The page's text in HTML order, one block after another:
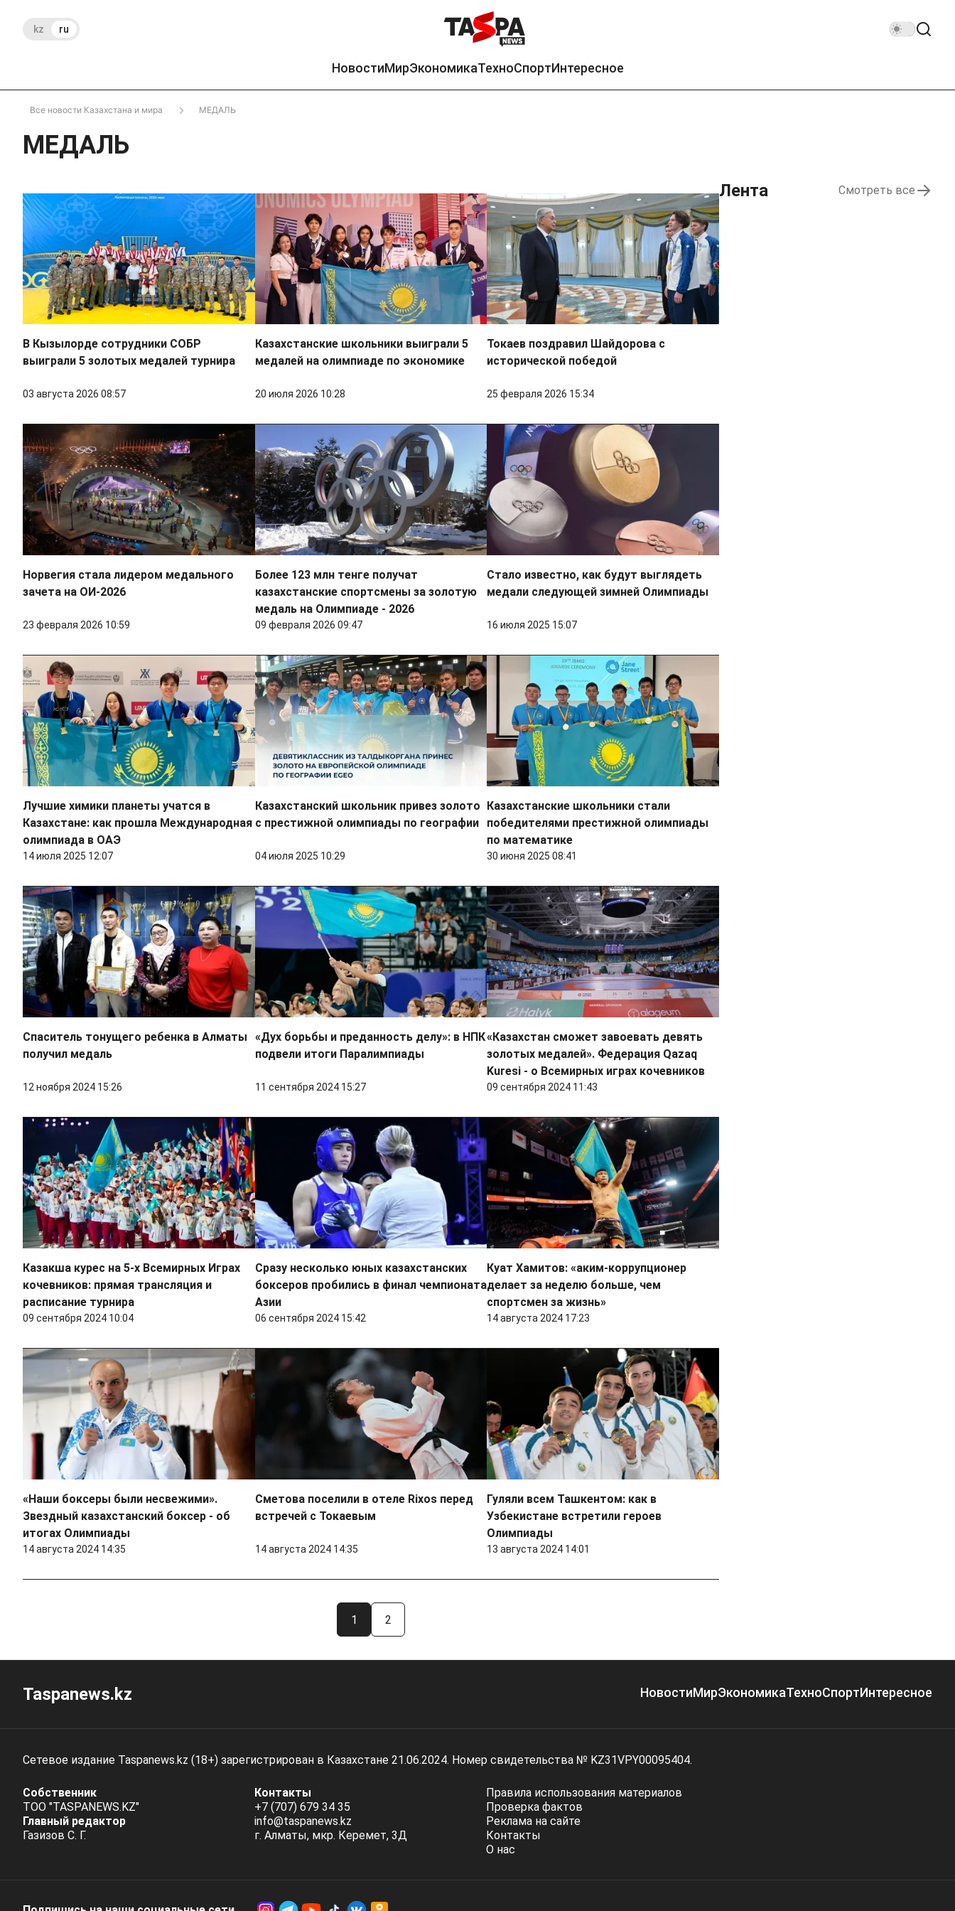
kz ru
НовостиМирЭкономикаТехноСпортИнтересное
Все новости Казахстана и мира МЕДАЛЬ
МЕДАЛЬ
В Кызылорде сотрудники СОБР
выиграли 5 золотых медалей турнира
03 августа 2026 08:57
Казахстанские школьники выиграли 5
медалей на олимпиаде по экономике
20 июля 2026 10:28
Токаев поздравил Шайдорова с
исторической победой
25 февраля 2026 15:34
Норвегия стала лидером медального
зачета на ОИ-2026
23 февраля 2026 10:59
Более 123 млн тенге получат
казахстанские спортсмены за золотую
медаль на Олимпиаде - 2026
09 февраля 2026 09:47
Стало известно, как будут выглядеть
медали следующей зимней Олимпиады
16 июля 2025 15:07
Лучшие химики планеты учатся в
Казахстане: как прошла Международная
олимпиада в ОАЭ
14 июля 2025 12:07
Казахстанский школьник привез золото
с престижной олимпиады по географии
04 июля 2025 10:29
Казахстанские школьники стали
победителями престижной олимпиады
по математике
30 июня 2025 08:41
Спаситель тонущего ребенка в Алматы
получил медаль
12 ноября 2024 15:26
«Дух борьбы и преданность делу»: в НПК
подвели итоги Паралимпиады
11 сентября 2024 15:27
«Казахстан сможет завоевать девять
золотых медалей». Федерация Qazaq
Kuresi - о Всемирных играх кочевников
09 сентября 2024 11:43
Казакша курес на 5-х Всемирных Играх
кочевников: прямая трансляция и
расписание турнира
09 сентября 2024 10:04
Сразу несколько юных казахстанских
боксеров пробились в финал чемпионата
Азии
06 сентября 2024 15:42
Куат Хамитов: «аким-коррупционер
делает за неделю больше, чем
спортсмен за жизнь»
14 августа 2024 17:23
«Наши боксеры были несвежими».
Звездный казахстанский боксер - об
итогах Олимпиады
14 августа 2024 14:35
Сметова поселили в отеле Rixos перед
встречей с Токаевым
14 августа 2024 14:35
Гуляли всем Ташкентом: как в
Узбекистане встретили героев
Олимпиады
13 августа 2024 14:01
1 2
Лента Смотреть все
Taspanews.kz НовостиМирЭкономикаТехноСпортИнтересное
Сетевое издание Taspanews.kz (18+) зарегистрирован в Казахстане 21.06.2024. Номер свидетельства № KZ31VPY00095404.
Собственник
ТОО "TASPANEWS.KZ"
Главный редактор
Газизов С. Г.
Контакты
+7 (707) 679 34 35
info@taspanews.kz
г. Алматы, мкр. Керемет, 3Д
Правила использования материалов
Проверка фактов
Реклама на сайте
Контакты
О нас